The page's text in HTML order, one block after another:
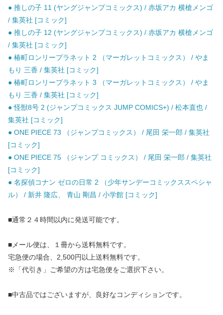
● 推しの子 11 (ヤングジャンプコミックス) / 赤坂アカ 横槍メンゴ
/ 集英社 [コミック]
● 推しの子 12 (ヤングジャンプコミックス) / 赤坂アカ 横槍メンゴ
/ 集英社 [コミック]
● 椿町ロンリープラネット 2 （マーガレットコミックス） / やま
もり 三香 / 集英社 [コミック]
● 椿町ロンリープラネット 3 （マーガレットコミックス） / やま
もり 三香 / 集英社 [コミック]
● 怪獣8号 2 (ジャンプコミックス JUMP COMICS+) / 松本直也 /
集英社 [コミック]
● ONE PIECE 73 （ジャンプコミックス） / 尾田 栄一郎 / 集英社
[コミック]
● ONE PIECE 75 （ジャンプ コミックス） / 尾田 栄一郎 / 集英社
[コミック]
● 名探偵コナン ゼロの日常 2 （少年サンデーコミックススペシャ
ル） / 新井 隆広、 青山 剛昌 / 小学館 [コミック]
■通常２４時間以内に発送可能です。
■メール便は、１冊から送料無料です。
宅急便の場合、2,500円以上送料無料です。
※「代引き」ご希望の方は宅急便をご選択下さい。
■中古品ではございますが、良好なコンディションです。